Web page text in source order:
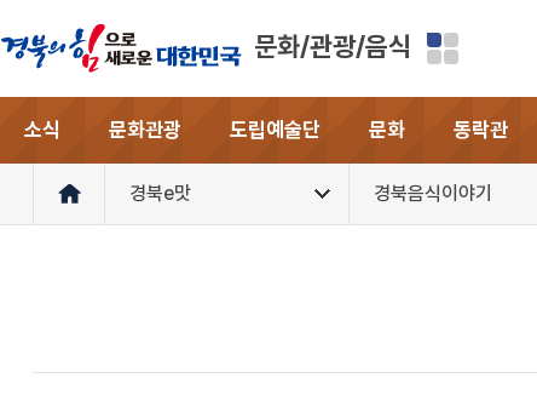
문화/관광/음식
소식 문화관광 도립예술단 문화 동락관
경북e맛 경북음식이야기